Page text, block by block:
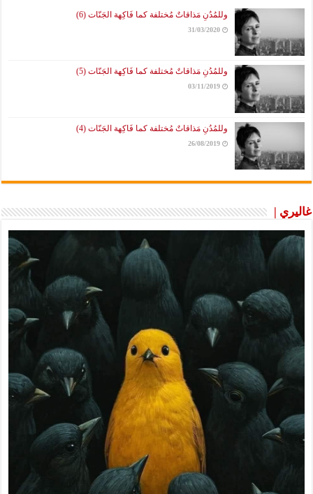
وللمُدُنِ مَذاقاتٌ مُختلفة كما فَاكِهة الجَنّات (6)
31/03/2020
وللمُدُنِ مَذاقاتٌ مُختلفة كما فَاكِهة الجَنّات (5)
03/11/2019
وللمُدُنِ مَذاقاتٌ مُختلفة كما فَاكِهة الجَنّات (4)
26/08/2019
غاليري |